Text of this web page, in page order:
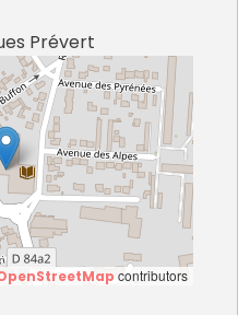
Prévert
contributors